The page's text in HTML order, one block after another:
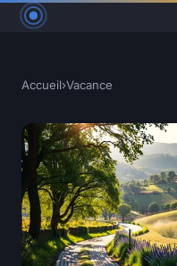
Accueil›Vacance